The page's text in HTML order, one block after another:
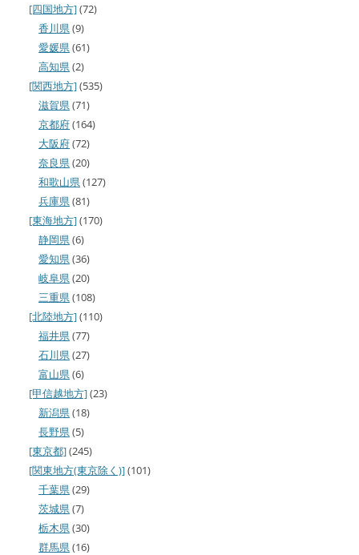
[四国地方](72)
香川県(9)
愛媛県(61)
高知県(2)
[関西地方](535)
滋賀県(71)
京都府(164)
大阪府(72)
奈良県(20)
和歌山県(127)
兵庫県(81)
[東海地方](170)
静岡県(6)
愛知県(36)
岐阜県(20)
三重県(108)
[北陸地方](110)
福井県(77)
石川県(27)
富山県(6)
[甲信越地方](23)
新潟県(18)
長野県(5)
[東京都](245)
[関東地方(東京除く)](101)
千葉県(29)
茨城県(7)
栃木県(30)
群馬県(16)